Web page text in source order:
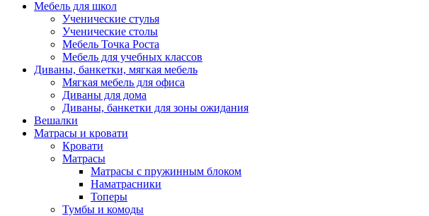
Мебель для школ
Ученические стулья
Ученические столы
Мебель Точка Роста
Мебель для учебных классов
Диваны, банкетки, мягкая мебель
Мягкая мебель для офиса
Диваны для дома
Диваны, банкетки для зоны ожидания
Вешалки
Матрасы и кровати
Кровати
Матрасы
Матрасы с пружинным блоком
Наматрасники
Топеры
Тумбы и комоды